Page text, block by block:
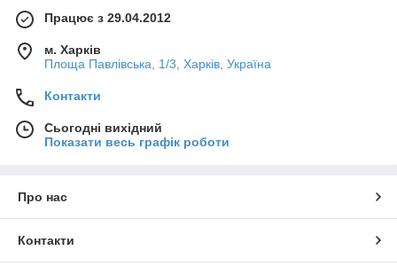
Працює з 29.04.2012
м. Харків
Площа Павлівська, 1/3, Харків, Україна
Контакти
Сьогодні вихідний
Показати весь графік роботи
Про нас
Контакти